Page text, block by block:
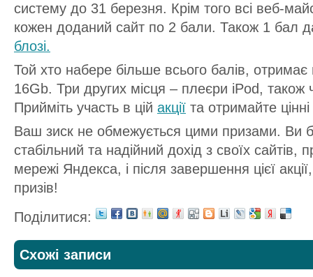
систему до 31 березня. Крім того всі веб-
кожен доданий сайт по 2 бали. Також 1 бал
блозі.
Той хто набере більше всього балів,
16Gb. Три других місця – плеєри iPod, також
Прийміть участь в цій акції та отримайте
Ваш зиск не обмежується цими призами. Ви
стабільний та надійний дохід з своїх
мережі Яндекса, і після завершення цієї
призів!
Поділитися:
Схожі записи